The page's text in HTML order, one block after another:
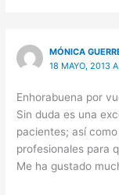
MÓNICA
18 MAYO, 2013
Enhorabuena por
Sin duda es una
pacientes; así
profesionales para
Me ha gustado